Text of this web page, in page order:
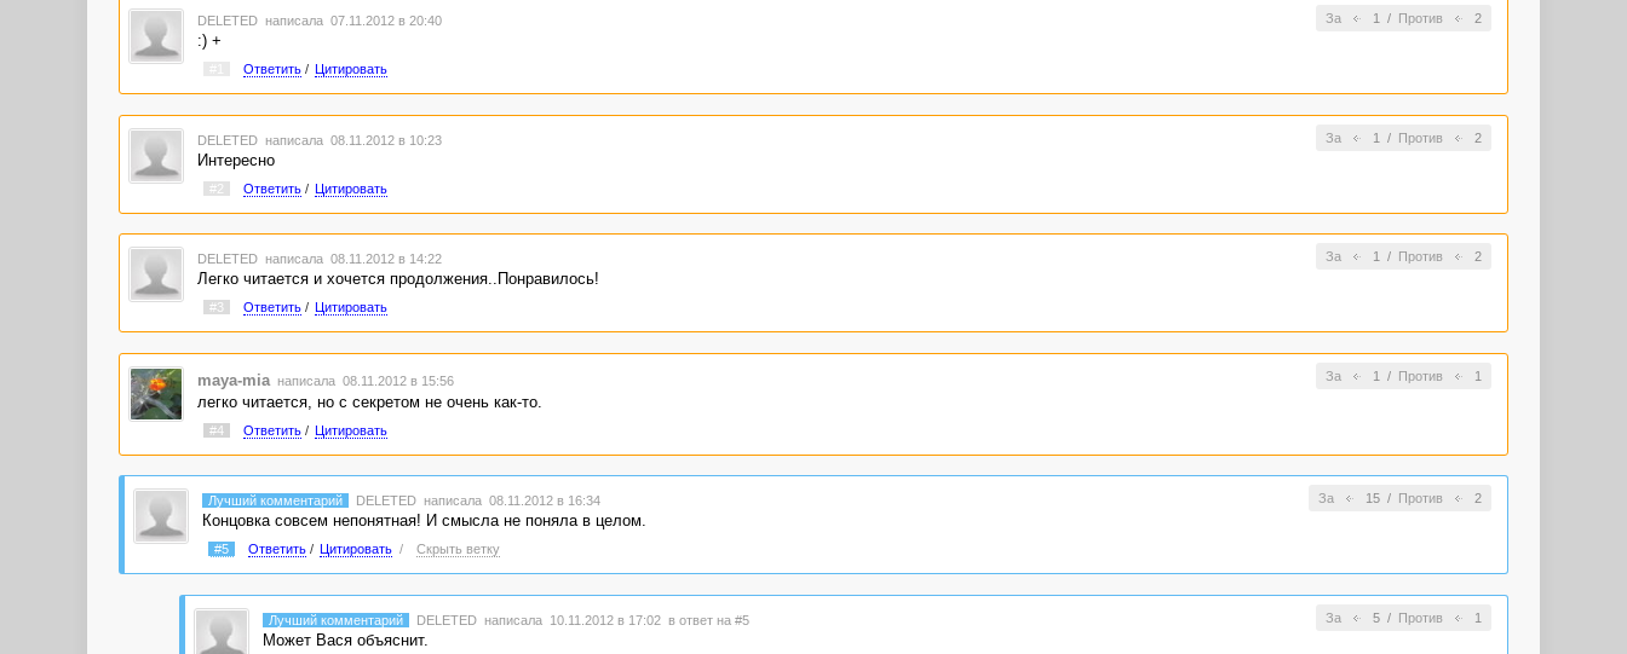
За 1 / Против 2
DELETED написала 07.11.2012 в 20:40
:) +
Ответить/ Цитировать
За 1 / Против 2
DELETED написала 08.11.2012 в 10:23
Интересно
#2 Ответить/ Цитировать
За 1 / Против 2
DELETED написала 08.11.2012 в 14:22
Легко читается и хочется продолжения..Понравилось!
#3 Ответить/ Цитировать
За 1 / Против 1
maya-mia написала 08.11.2012 в 15:56
легко читается, но с секретом не очень как-то.
#4 Ответить/ Цитировать
За 15/ Против 2
Лучший комментарий DELETED написала 08.11.2012 в 16:34
Концовка совсем непонятная! И смысла не поняла в целом.
#5 Ответить/ Цитировать / Скрыть ветку
За 5/ Против 1
Лучший комментарий DELETED написала 10.11.2012 в 17:02 в ответ на #5
Может Вася объяснит.